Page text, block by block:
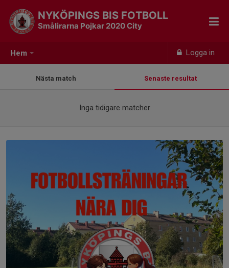
Hem Logga in
NYKÖPINGS BIS FOTBOLL
Smålirarna Pojkar 2020 City
Nästa match Senaste resultat
Inga tidigare matcher